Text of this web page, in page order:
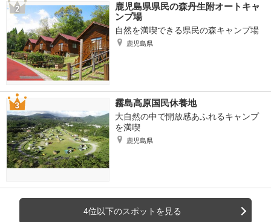
鹿児島県県民の森丹生附オートキャ
ンプ場
自然を満喫できる県民の森キャンプ場
鹿児島県
霧島高原国民休養地
大自然の中で開放感あふれるキャンプ
を満喫
鹿児島県
4位以下のスポットを見る